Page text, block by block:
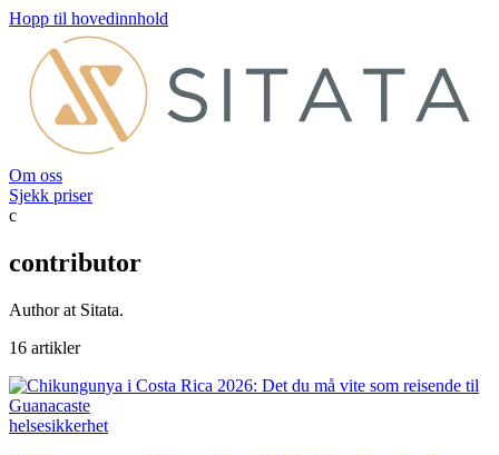
Hopp til hovedinnhold
Om oss
Sjekk priser
c
contributor
Author at Sitata.
16 artikler
helsesikkerhet